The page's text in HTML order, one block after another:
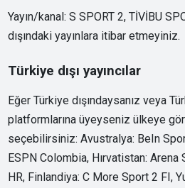
Yayın/kanal: S SPORT 2, TİVİBU
dışındaki yayınlara itibar etmeyiniz.
Türkiye dışı yayıncılar
Eğer Türkiye dışındaysanız veya
platformlarına üyeyseniz ülkeye
seçebilirsiniz: Avustralya: BeIn
ESPN Colombia, Hırvatistan:
HR, Finlandiya: C More Sport 2 FI,